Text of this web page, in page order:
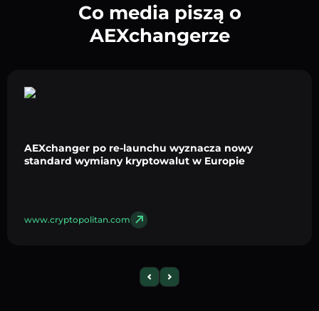
Co media piszą o
AEXchangerze
AEXchanger po re-launchu wyznacza nowy
standard wymiany kryptowalut w Europie
www.cryptopolitan.com